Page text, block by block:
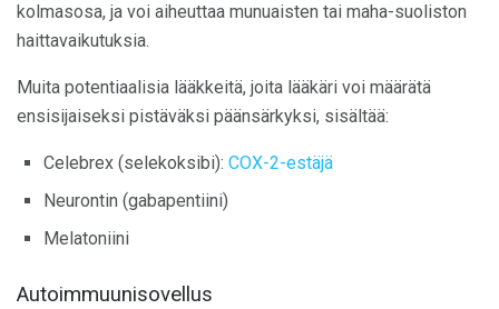
kolmasosa, ja voi aiheuttaa munuaisten tai maha-suoliston
haittavaikutuksia.
Muita potentiaalisia lääkkeitä, joita lääkäri voi määrätä
ensisijaiseksi pistäväksi päänsärkyksi, sisältää:
Celebrex (selekoksibi): COX-2-estäjä
Neurontin (gabapentiini)
Melatoniini
Autoimmuunisovellus